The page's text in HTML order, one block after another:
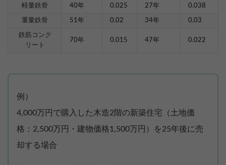
軽量鉄骨 40年 0.025 27年 0.038
重量鉄骨 51年 0.02 34年 0.03
鉄筋コンク
リート
70年 0.015 47年 0.022
例）
4,000万円で購入した木造2階の新築住宅（土地価
格：2,500万円・建物価格1,500万円）を25年後に売
却する場合